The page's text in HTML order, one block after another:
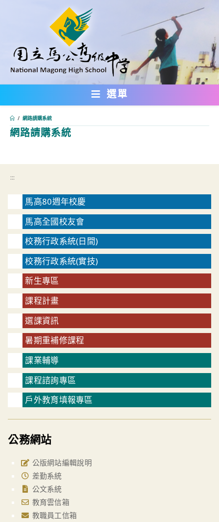
內
選單
網路請購系統
/ 網路請購系統
:::
馬高80週年校慶
馬高全國校友會
校務行政系統(日間)
校務行政系統(實技)
新生專區
課程計畫
選課資訊
暑期重補修課程
課業輔導
課程諮詢專區
戶外教育填報專區
公務網站
公版網站編輯說明
差勤系統
公文系統
教育雲信箱
教職員工信箱